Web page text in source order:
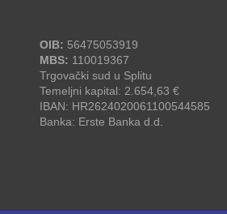
OIB: 56475053919
MBS: 110019367
Trgovački sud u Splitu
Temeljni kapital: 2.654,63 €
IBAN: HR2624020061100544585
Banka: Erste Banka d.d.